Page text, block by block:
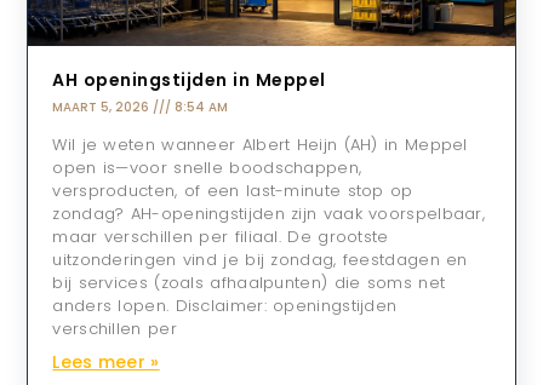
AH openingstijden in Meppel
MAART 5, 2026 8:54 AM
Wil je weten wanneer Albert Heijn (AH) in Meppel
open is—voor snelle boodschappen,
versproducten, of een last-minute stop op
zondag? AH-openingstijden zijn vaak voorspelbaar,
maar verschillen per filiaal. De grootste
uitzonderingen vind je bij zondag, feestdagen en
bij services (zoals afhaalpunten) die soms net
anders lopen. Disclaimer: openingstijden
verschillen per
Lees meer »